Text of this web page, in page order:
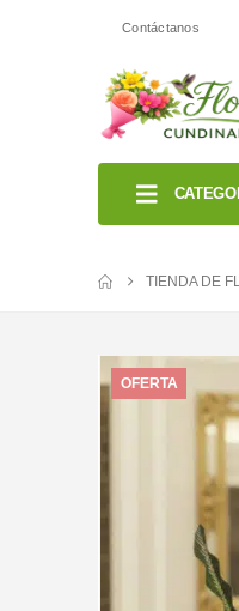
Contáctanos
TIENDA DE
OFERTA